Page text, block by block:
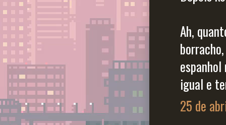
Ah,
igual e
25 de